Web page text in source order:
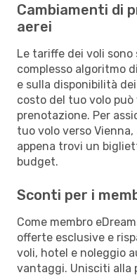
Cambiamenti di
aerei
Le tariffe dei voli
complesso algoritmo
e sulla disponibilità
costo del tuo volo
prenotazione. Per
tuo volo verso
appena trovi un
budget.
Sconti per i
Come membro
offerte esclusive e
voli, hotel e noleggio
vantaggi. Unisciti alla